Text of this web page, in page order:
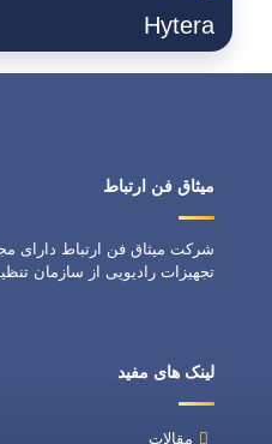
Hytera
میثاق فن ارتباط
شرکت میثاق فن ارتباط دارای
تجهیزات رادیویی از سازمان
لینک های مفید
مقالات